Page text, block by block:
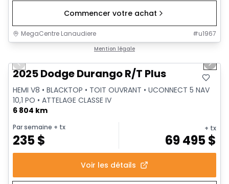
Commencer votre achat
MegaCentre Lanaudiere #u1967
Mention légale
Vidéo disponible
Previous slide Next
2025 Dodge Durango R/T Plus
HEMI V8 • BLACKTOP • TOIT OUVRANT • UCONNECT 5 NAV
10,1 PO • ATTELAGE CLASSE IV
6 804 km
Par semaine + tx
235$
+ tx
69 495$
Voir les détails